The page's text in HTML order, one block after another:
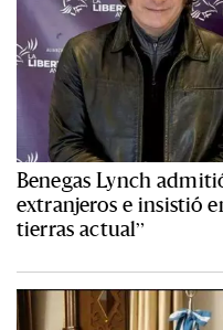
Benegas Lynch
extranjeros e insistió
tierras actual”